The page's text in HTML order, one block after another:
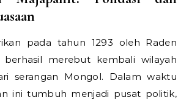
pada tahun 1293 oleh Raden
berhasil merebut kembali wilayah
serangan Mongol. Dalam waktu
ini tumbuh menjadi pusat politik,